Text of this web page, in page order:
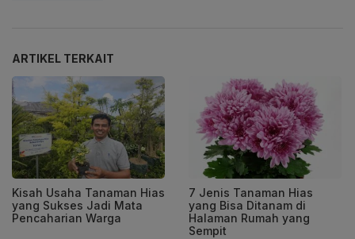
ARTIKEL TERKAIT
Kisah Usaha Tanaman Hias
yang Sukses Jadi Mata
Pencaharian Warga
7 Jenis Tanaman Hias
yang Bisa Ditanam di
Halaman Rumah yang
Sempit